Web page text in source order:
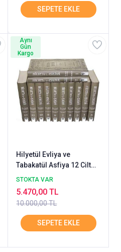
Hilyetül Evliya ve
Tabakatül Asfiya 12 Cilt
Set Ocak
STOKTA VAR
10.000,00 TL
5.470,00 TL
Aynı
Gün
Kargo